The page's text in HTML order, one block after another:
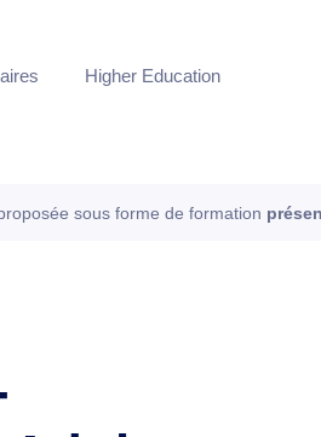
Higher Education
sous forme de formation